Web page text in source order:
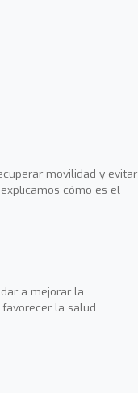
movilidad y evitar
cómo es el
a mejorar la
la salud